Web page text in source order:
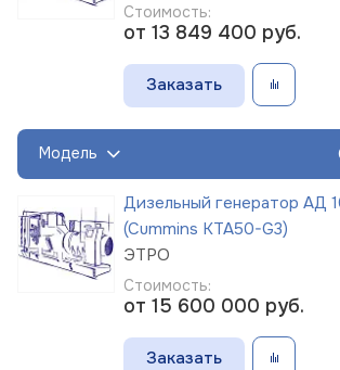
Стоимость:
от 13 849 400 руб.
Заказать
Модель
Дизельный генератор АД
(Cummins KTA50-G3)
ЭТРО
Стоимость:
от 15 600 000 руб.
Заказать